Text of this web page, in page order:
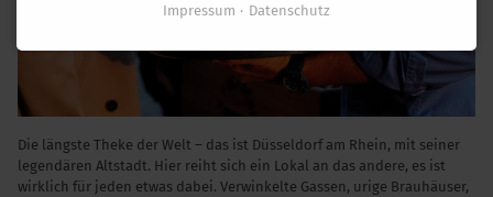
Die längste Theke der Welt – das ist Düsseldorf am Rhein, mit seiner
legendären Altstadt. Hier reiht sich ein Lokal an das andere, es ist
wirklich für jeden etwas dabei. Verwinkelte Gassen, urige Brauhäuser,
Impressum Datenschutz